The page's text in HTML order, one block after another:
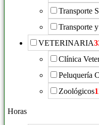
Transporte
Transporte
VETERINARIA
Clínica
Peluquería
Zoológicos
Horas